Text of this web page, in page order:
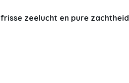
frisse zeelucht en pure zachtheid